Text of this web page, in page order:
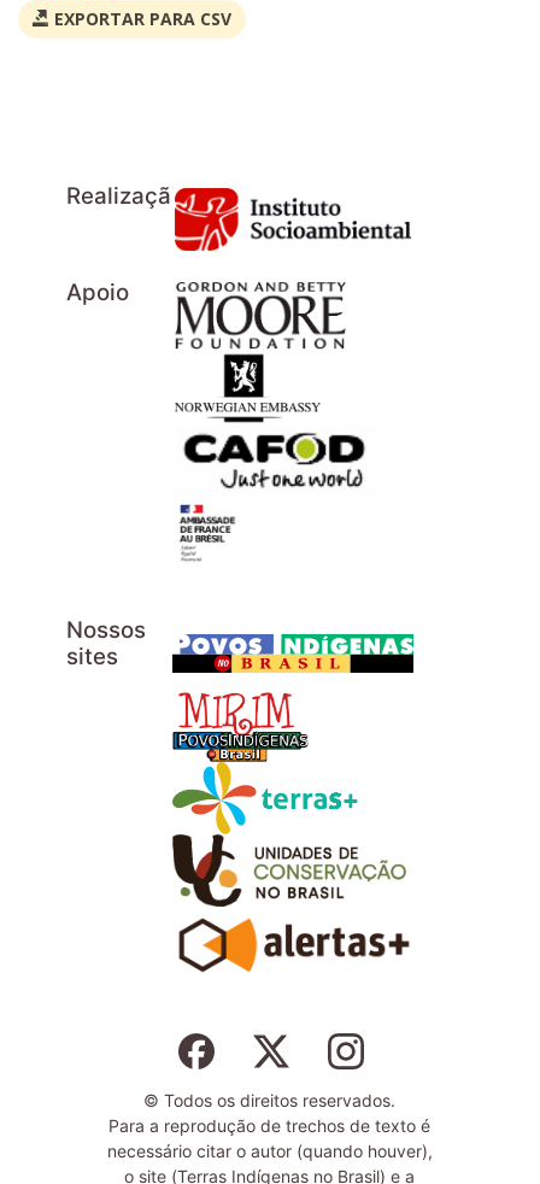
EXPORTAR PARA CSV